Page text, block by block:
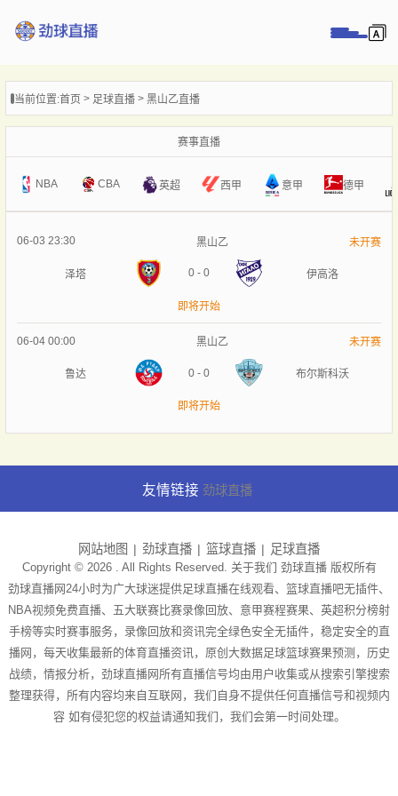
播
像
闻
当前位置:首页 足球直播 黑山乙直播
赛事直播
NBA CBA 英超 西甲 意甲 德甲
06-03 23:30 黑山乙 未开赛
泽塔 0 - 0 伊高洛
即将开始
06-04 00:00 黑山乙 未开赛
鲁达 0 - 0 布尔斯科沃
即将开始
友情链接 劲球直播
网站地图 劲球直播 篮球直播 足球直播
Copyright © 2026 . All Rights Reserved. 关于我们 劲球直播版权所有
劲球直播网24小时为广大球迷提供足球直播在线观看、篮球直播吧无插件、
NBA视频免费直播、五大联赛比赛录像回放、意甲赛程赛果、英超积分榜射
手榜等实时赛事服务，录像回放和资讯完全绿色安全无插件，稳定安全的直
播网，每天收集最新的体育直播资讯，原创大数据足球篮球赛果预测，历史
战绩，情报分析，劲球直播网所有直播信号均由用户收集或从搜索引擎搜索
整理获得，所有内容均来自互联网，我们自身不提供任何直播信号和视频内
容 如有侵犯您的权益请通知我们，我们会第一时间处理。